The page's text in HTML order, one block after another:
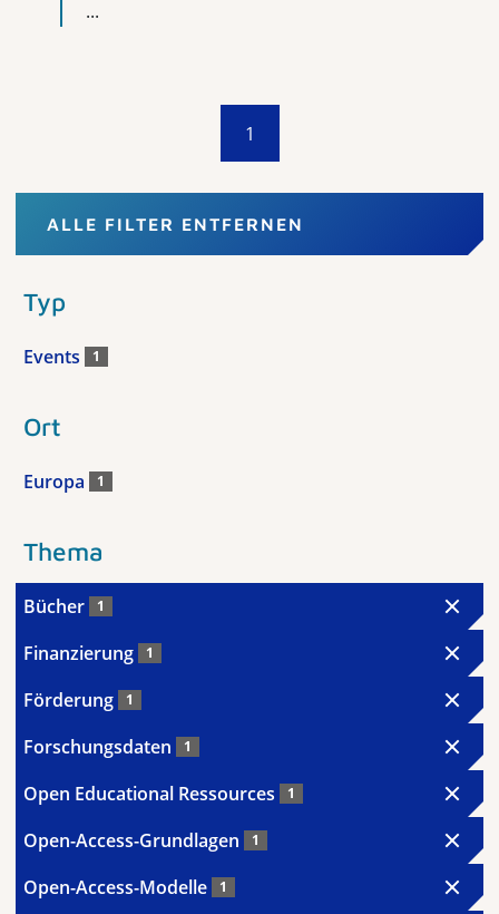
...
1
ALLE FILTER ENTFERNEN
Typ
Events 1
Ort
Europa 1
Thema
Bücher 1
Finanzierung 1
Förderung 1
Forschungsdaten 1
Open Educational Ressources 1
Open-Access-Grundlagen 1
Open-Access-Modelle 1